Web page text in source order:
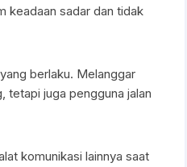
keadaan sadar dan tidak
berlaku. Melanggar
tetapi juga pengguna jalan
komunikasi lainnya saat